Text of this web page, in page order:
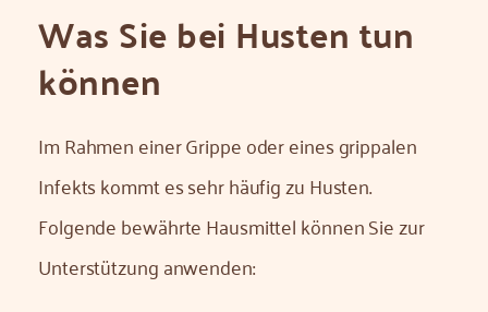
Was Sie bei Husten tun
können
Im Rahmen einer Grippe oder eines grippalen
Infekts kommt es sehr häufig zu Husten.
Folgende bewährte Hausmittel können Sie zur
Unterstützung anwenden: